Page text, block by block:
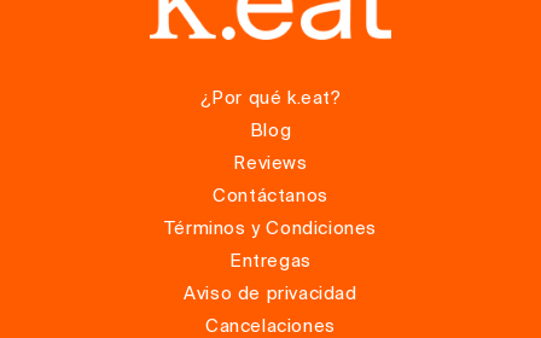
¿Por qué k.eat?
Blog
Reviews
Contáctanos
Términos y Condiciones
Entregas
Aviso de privacidad
Cancelaciones